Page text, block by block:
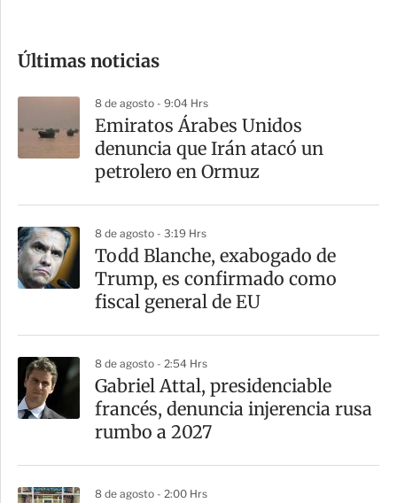
m
r
t
Últimas noticias
8 de agosto - 9:04 Hrs
Emiratos Árabes Unidos
denuncia que Irán atacó un
petrolero en Ormuz
8 de agosto - 3:19 Hrs
Todd Blanche, exabogado de
Trump, es confirmado como
fiscal general de EU
8 de agosto - 2:54 Hrs
Gabriel Attal, presidenciable
francés, denuncia injerencia rusa
rumbo a 2027
8 de agosto - 2:00 Hrs